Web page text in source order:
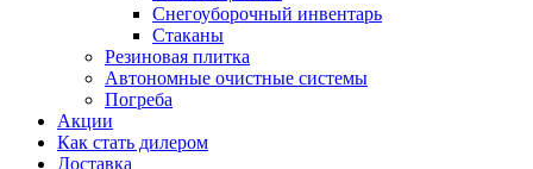
Снегоуборочный инвентарь
Стаканы
Резиновая плитка
Автономные очистные системы
Погреба
Акции
Как стать дилером
Доставка